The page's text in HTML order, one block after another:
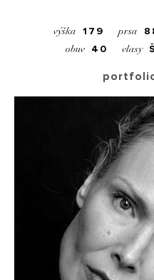
výška 179 prsa
obuv 40 vlasy